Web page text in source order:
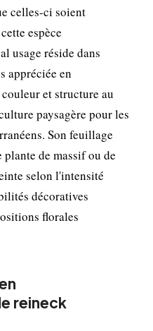
celles-ci soient
espèce
usage réside dans
appréciée en
et structure au
paysagère pour les
Son feuillage
de massif ou de
selon l'intensité
décoratives
florales
reineck